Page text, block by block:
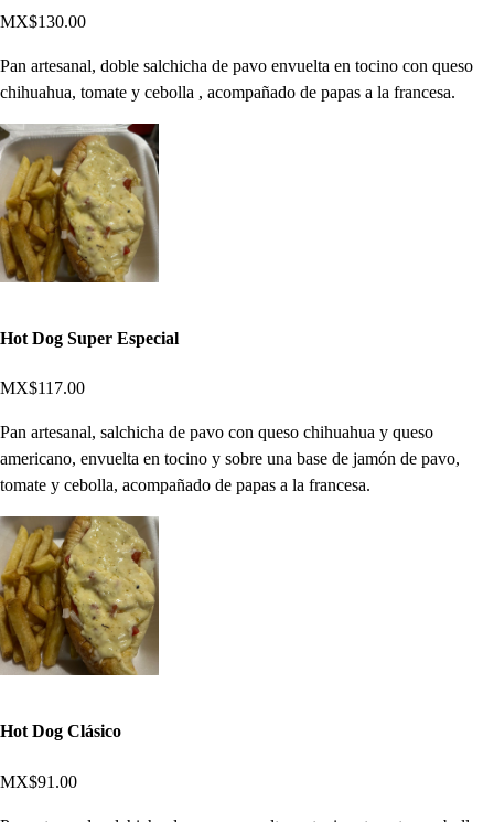
MX$130.00
Pan artesanal, doble salchicha de pavo envuelta en tocino con queso
chihuahua, tomate y cebolla , acompañado de papas a la francesa.
Hot Dog Super Especial
MX$117.00
Pan artesanal, salchicha de pavo con queso chihuahua y queso
americano, envuelta en tocino y sobre una base de jamón de pavo,
tomate y cebolla, acompañado de papas a la francesa.
Hot Dog Clásico
MX$91.00